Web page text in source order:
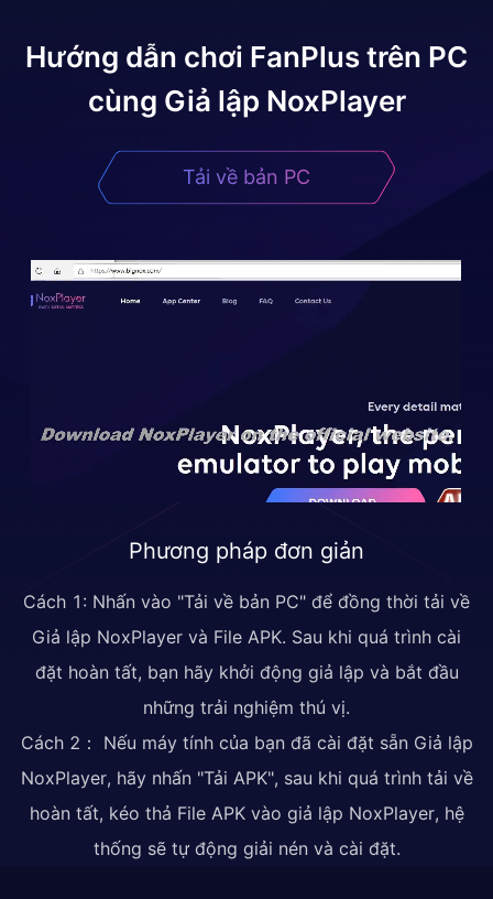
Hướng dẫn chơi FanPlustrên PC
cùng Giả lập NoxPlayer
Tải về bản PC
Phương pháp đơn giản
Cách 1: Nhấn vào "Tải về bản PC" để đồng thời tải về
Giả lập NoxPlayer và File APK. Sau khi quá trình cài
đặt hoàn tất, bạn hãy khởi động giả lập và bắt đầu
những trải nghiệm thú vị.
Cách 2： Nếu máy tính của bạn đã cài đặt sẵn Giả lập
NoxPlayer, hãy nhấn "Tải APK", sau khi quá trình tải về
hoàn tất, kéo thả File APK vào giả lập NoxPlayer, hệ
thống sẽ tự động giải nén và cài đặt.